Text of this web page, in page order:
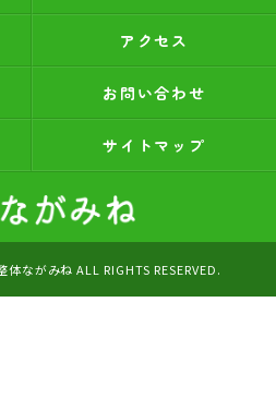
アクセス
お問い合わせ
サイトマップ
ながみね ALL RIGHTS RESERVED.